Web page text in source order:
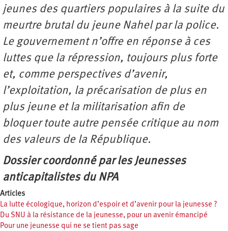
jeunes des quartiers populaires à la suite du
meurtre brutal du jeune Nahel par la police.
Le gouvernement n’offre en réponse à ces
luttes que la répression, toujours plus forte
et, comme perspectives d’avenir,
l’exploitation, la précarisation de plus en
plus jeune et la militarisation afin de
bloquer toute autre pensée critique au nom
des valeurs de la République.
Dossier coordonné par les Jeunesses
anticapitalistes du NPA
Articles
La lutte écologique, horizon d’espoir et d’avenir pour la jeunesse ?
Du SNU à la résistance de la jeunesse, pour un avenir émancipé
Pour une jeunesse qui ne se tient pas sage